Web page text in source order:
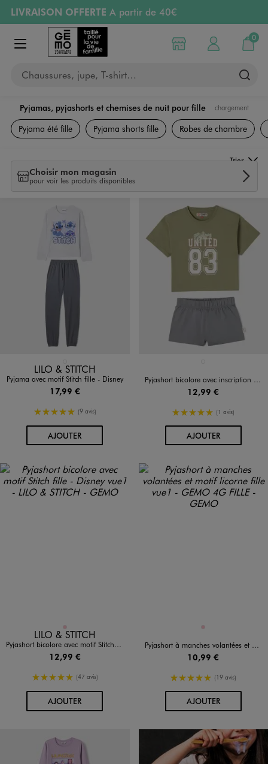
Aller au contenu principal
Aller à la navigation
LIVRAISON OFFERTE A partir de 40€
RETRAIT ET LIVRAISON OFFERTE
en magasin
PAYEZ EN 3x SANS FRAIS
Retours OFFERTS
pendant 30 jours
Afficher le menu
Chaussures, jupe, T-shirt…
Choisir mon magasin
Mon compte
0
Mon
Pyjamas, pyjashorts et chemises de nuit pour fille chargement
Sous-vêtements
Pyjama été fille Pyjama shorts fille Robes de chambre
Choisir mon magasin
pour voir les produits disponibles
Trier
Disponible en 1 coloris
LILO & STITCH
Pyjama avec motif Stitch fille - Disney
17,99 €
5/5 de moyenne
(9 avis)
AJOUTERAU PANIER
Pyjashort bicolore avec inscription XXL fille - Camps United
12,99 €
5/5 de moyenne
(1 avis)
AJOUTERAU PANIER
Disponible en 1 coloris
ROSE
LILO & STITCH
Pyjashort bicolore avec motif Stitch fille - Disney
12,99 €
5/5 de moyenne
(47 avis)
AJOUTERAU PANIER
Disponible en 1 coloris
ROSE
Pyjashort à manches volantées et motif licorne fille
10,99 €
5/5 de moyenne
(19 avis)
AJOUTERAU PANIER